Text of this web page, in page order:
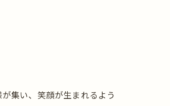
集い、笑顔が生まれるよう